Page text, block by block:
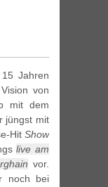
Jahren
von
mit dem
jüngst mit
Hit Show
live am
vor.
noch bei